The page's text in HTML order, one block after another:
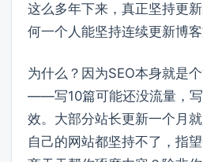
这么多年下来，真正坚持更
何一个人能坚持连续更新博客
为什么？因为SEO本身就是
——写10篇可能还没流量，
效。大部分站长更新一个月
自己的网站都坚持不了，指